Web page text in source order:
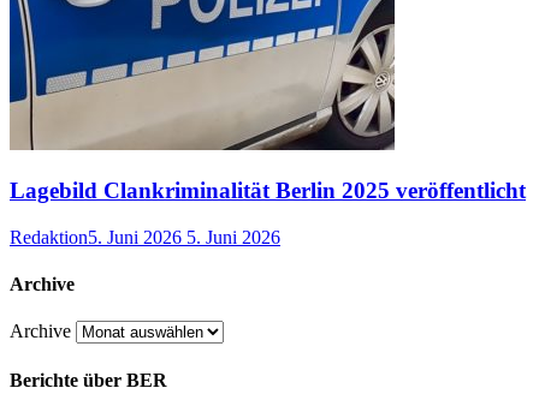
Lagebild Clankriminalität Berlin 2025 veröffentlicht
Redaktion5. Juni 2026 5. Juni 2026
Archive
Archive
Berichte über BER